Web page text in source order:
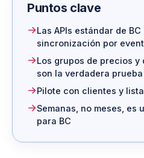
Puntos clave
Las APIs estándar de
sincronización por
Los grupos de precios y
son la verdadera prueba
Pilote con clientes y
Semanas, no meses, es
para BC